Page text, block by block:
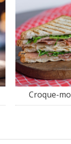
Croque-